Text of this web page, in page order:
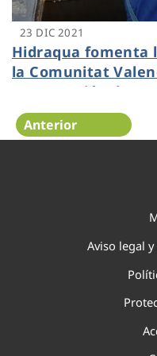
23 DIC 2021
Hidraqua fomenta
la Comunitat
contratación de
Anterior
Aviso legal